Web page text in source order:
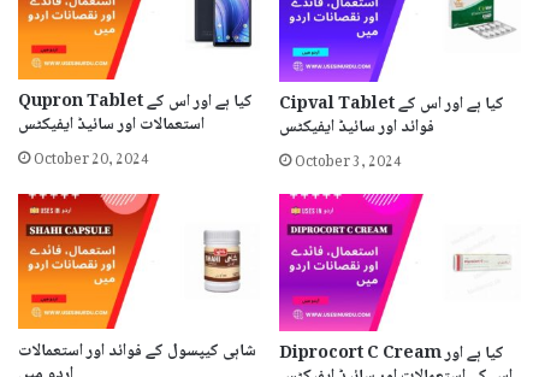
Qupron Tablet کیا ہے اور اس کے
استعمالات اور سائیڈ ایفیکٹس
October 20, 2024
Cipval Tablet کیا ہے اور اس کے
فوائد اور سائیڈ ایفیکٹس
October 3, 2024
شاہی کیپسول کے فوائد اور استعمالات Diprocort C Cream کیا ہے اور